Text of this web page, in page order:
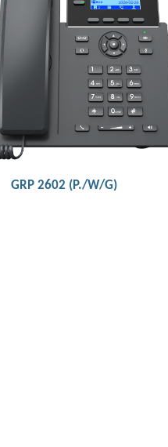
GRP 2602 (P./W/G)
2 baris, 4 akun SIP,
oleh GDMS yang menyediakan
terpusat untuk mengonfigurasi,
mengelola, dan memantau
perangkat Grandstream
Electronic Hook Switch (EHS) untuk
Plantronics, Jabra, dan Sennheiser
Detail